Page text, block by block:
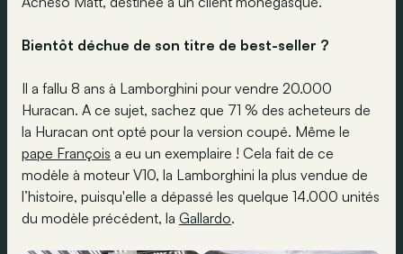
Bientôt déchue de son titre de best-seller ?
Il a fallu 8 ans à Lamborghini pour vendre 20.000
Huracan. A ce sujet, sachez que 71 % des acheteurs de
la Huracan ont opté pour la version coupé. Même le
pape François a eu un exemplaire ! Cela fait de ce
modèle à moteur V10, la Lamborghini la plus vendue de
l’histoire, puisqu'elle a dépassé les quelque 14.000 unités
du modèle précédent, la Gallardo.